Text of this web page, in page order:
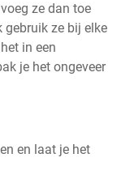
ze dan toe
gebruik ze bij elke
in een
je het ongeveer
en laat je het